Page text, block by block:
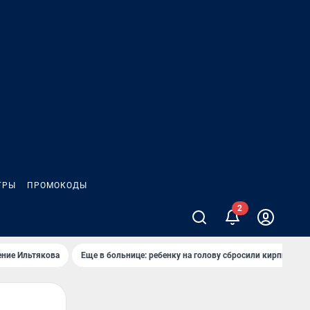
ПРОМОКОДЫ
Ильтякова Еще в больнице: ребенку на голову сбросили кирпич